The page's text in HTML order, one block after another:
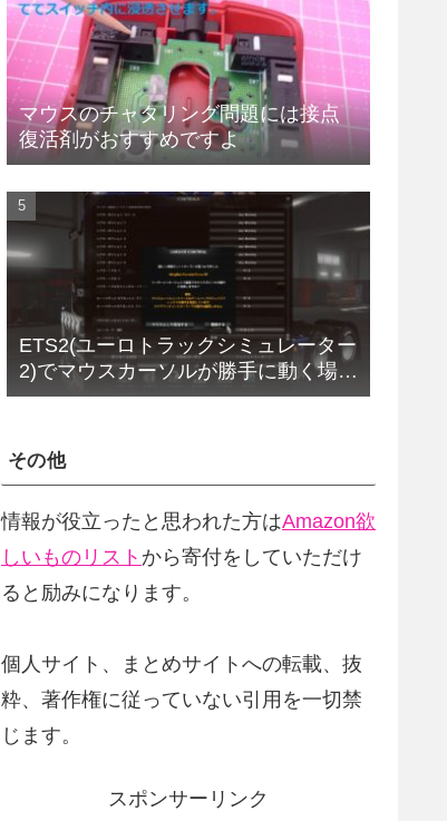
マウスのチャタリング問題には接点
復活剤がおすすめですよ
ETS2(ユーロトラックシミュレーター
2)でマウスカーソルが勝手に動く場合
の解決法(改定版)
その他
情報が役立ったと思われた方はAmazon欲
しいものリスト から寄付をしていただけ
ると励みになります。
個人サイト、まとめサイトへの転載、抜
粋、著作権に従っていない引用を一切禁
じます。
スポンサーリンク